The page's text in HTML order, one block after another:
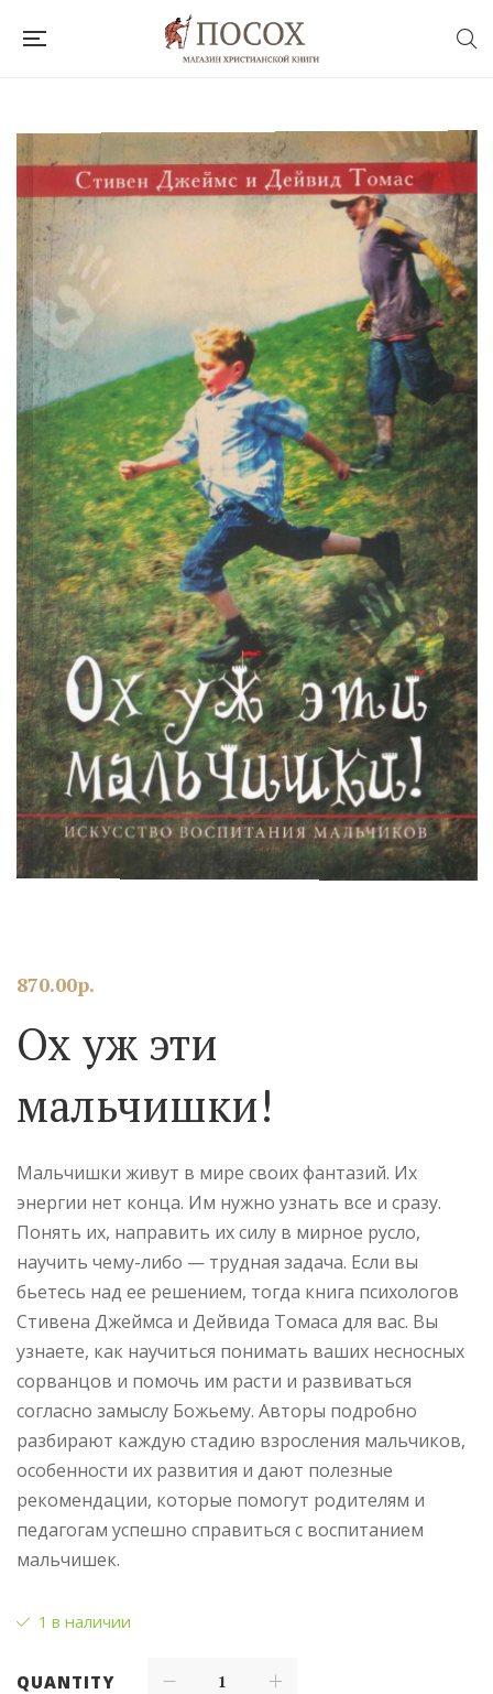
870.00р.
Ох уж эти
мальчишки!
Мальчишки живут в мире своих фантазий. Их
энергии нет конца. Им нужно узнать все и сразу.
Понять их, направить их силу в мирное русло,
научить чему-либо — трудная задача. Если вы
бьетесь над ее решением, тогда книга психологов
Стивена Джеймса и Дейвида Томаса для вас. Вы
узнаете, как научиться понимать ваших несносных
сорванцов и помочь им расти и развиваться
согласно замыслу Божьему. Авторы подробно
разбирают каждую стадию взросления мальчиков,
особенности их развития и дают полезные
рекомендации, которые помогут родителям и
педагогам успешно справиться с воспитанием
мальчишек.
1 в наличии
QUANTITY